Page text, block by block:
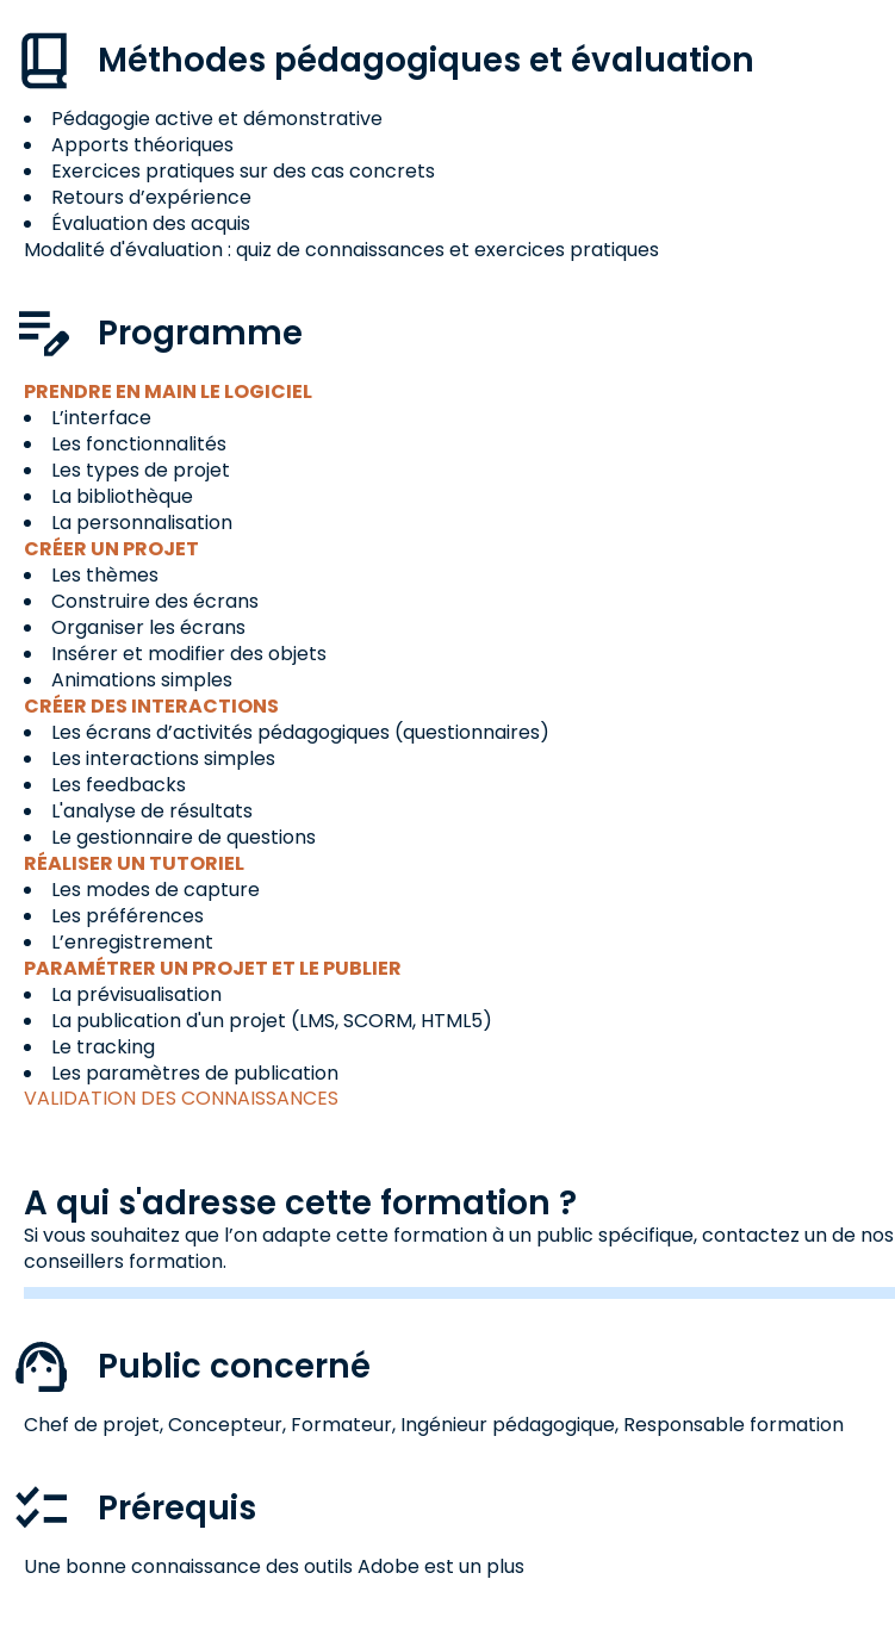
Méthodes pédagogiques et évaluation
Pédagogie active et démonstrative
Apports théoriques
Exercices pratiques sur des cas concrets
Retours d’expérience
Évaluation des acquis
Modalité d'évaluation : quiz de connaissances et exercices pratiques
Programme
PRENDRE EN MAIN LE LOGICIEL
L’interface
Les fonctionnalités
Les types de projet
La bibliothèque
La personnalisation
CRÉER UN PROJET
Les thèmes
Construire des écrans
Organiser les écrans
Insérer et modifier des objets
Animations simples
CRÉER DES INTERACTIONS
Les écrans d’activités pédagogiques (questionnaires)
Les interactions simples
Les feedbacks
L'analyse de résultats
Le gestionnaire de questions
RÉALISER UN TUTORIEL
Les modes de capture
Les préférences
L’enregistrement
PARAMÉTRER UN PROJET ET LE PUBLIER
La prévisualisation
La publication d'un projet (LMS, SCORM, HTML5)
Le tracking
Les paramètres de publication
VALIDATION DES CONNAISSANCES
A qui s'adresse cette formation ?
Si vous souhaitez que l’on adapte cette formation à un public spécifique, contactez un de nos
conseillers formation.
Public concerné
Chef de projet, Concepteur, Formateur, Ingénieur pédagogique, Responsable formation
Prérequis
Une bonne connaissance des outils Adobe est un plus